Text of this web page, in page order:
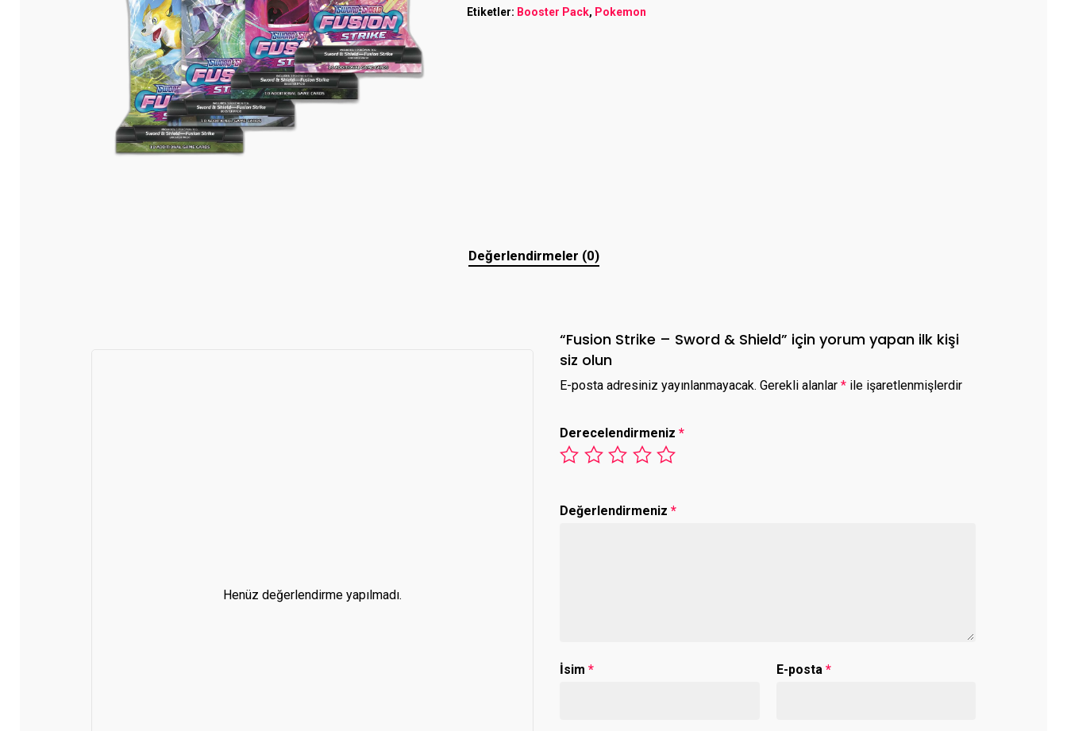
Etiketler: Booster Pack, Pokemon
Değerlendirmeler (0)
Henüz değerlendirme yapılmadı.
“Fusion Strike – Sword & Shield” için yorum yapan ilk kişi
siz olun
E-posta adresiniz yayınlanmayacak. Gerekli alanlar* ile işaretlenmişlerdir
Derecelendirmeniz*
Değerlendirmeniz*
İsim* E-posta *